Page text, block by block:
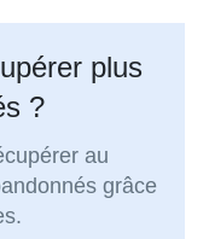
plus
?
au
grâce